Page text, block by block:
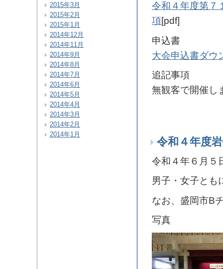
令和４年度第７
項[pdf]
申込書
大会申込書ダウ
追記事項
無観客で開催し
令和４年度
令和４年６月５
男子・女子とも
なお、盛岡市B
写真
2015年3月
2015年2月
2015年1月
2014年12月
2014年11月
2014年9月
2014年8月
2014年7月
2014年6月
2014年5月
2014年4月
2014年3月
2014年2月
2014年1月